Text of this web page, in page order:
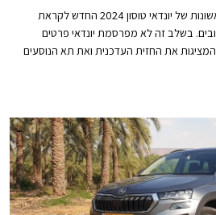
יונדאי חושפת הבוקר תמונות ראשונות של יונדאי טוסון 2024 החדש לקראת
בשלב זה לא מפרסמת יונדאי פרטים
את החזית העדכנית ואת תא הנוסעים